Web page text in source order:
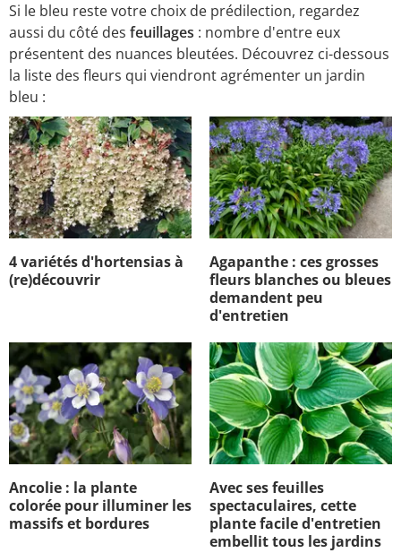
Si le bleu reste votre choix de prédilection, regardez
aussi du côté des feuillages : nombre d'entre eux
présentent des nuances bleutées. Découvrez ci-dessous
la liste des fleurs qui viendront agrémenter un jardin
bleu :
4 variétés d'hortensias à
(re)découvrir
Agapanthe : ces grosses
fleurs blanches ou bleues
demandent peu
d'entretien
Ancolie : la plante
colorée pour illuminer les
massifs et bordures
Avec ses feuilles
spectaculaires, cette
plante facile d'entretien
embellit tous les jardins